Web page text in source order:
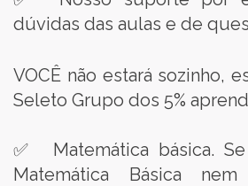
dúvidas das aulas e de
VOCÊ não estará sozinho,
Seleto Grupo dos 5%
✅ Matemática básica.
Matemática Básica